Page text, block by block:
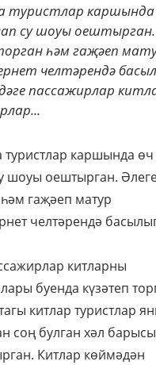
туристлар
су шоуы оештырган.
һәм гаҗәеп
челтәрендә
пассажирлар
туристлар каршында өч
шоуы оештырган.
гаҗәеп матур
челтәрендә
китларны
буенда күзәтеп
китлар туристлар
соң булган хәл
Китлар көймәдән